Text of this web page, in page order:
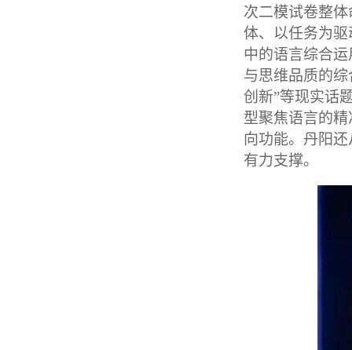
次二模试卷整
体、以任务为
中的语言综合
与思维品质的
创新”等现实话
型聚焦语言的
向功能。丹阳
有力支撑。